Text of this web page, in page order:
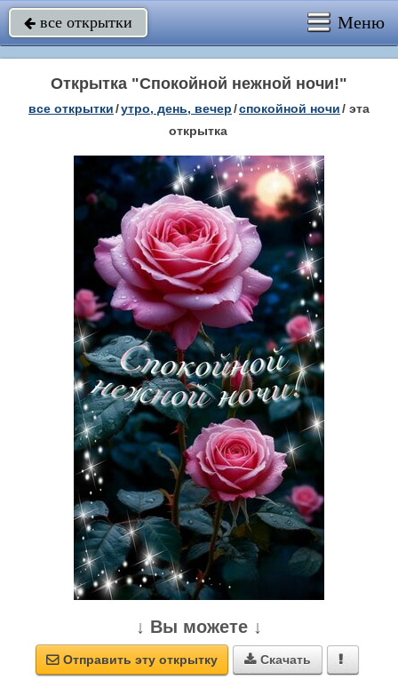
 все открытки Меню
Открытка "Спокойной нежной ночи!"
все открытки/утро, день, вечер/спокойной ночи/ эта
открытка
↓ Вы можете ↓
 Отправить эту открытку  Скачать 